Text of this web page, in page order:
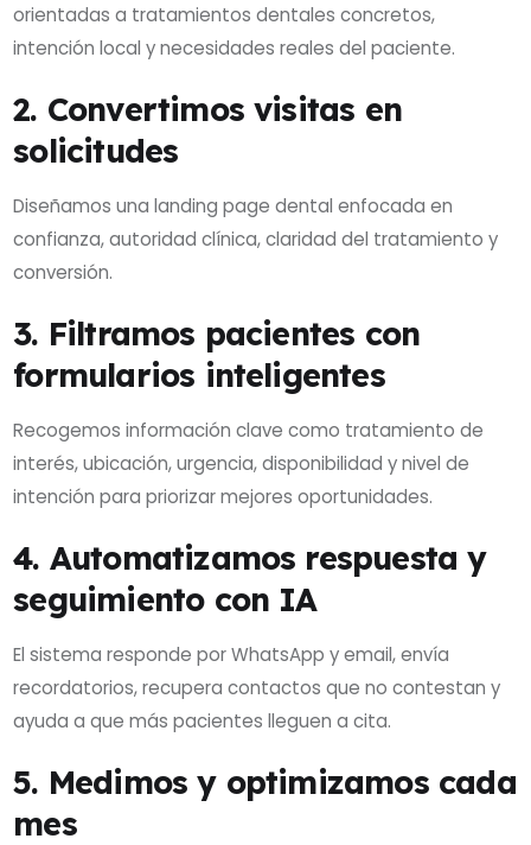
orientadas a tratamientos dentales concretos,
intención local y necesidades reales del paciente.
2. Convertimos visitas en
solicitudes
Diseñamos una landing page dental enfocada en
confianza, autoridad clínica, claridad del tratamiento y
conversión.
3. Filtramos pacientes con
formularios inteligentes
Recogemos información clave como tratamiento de
interés, ubicación, urgencia, disponibilidad y nivel de
intención para priorizar mejores oportunidades.
4. Automatizamos respuesta y
seguimiento con IA
El sistema responde por WhatsApp y email, envía
recordatorios, recupera contactos que no contestan y
ayuda a que más pacientes lleguen a cita.
5. Medimos y optimizamos cada
mes